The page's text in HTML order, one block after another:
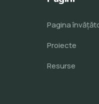
Pagina
Proiecte
Resurse